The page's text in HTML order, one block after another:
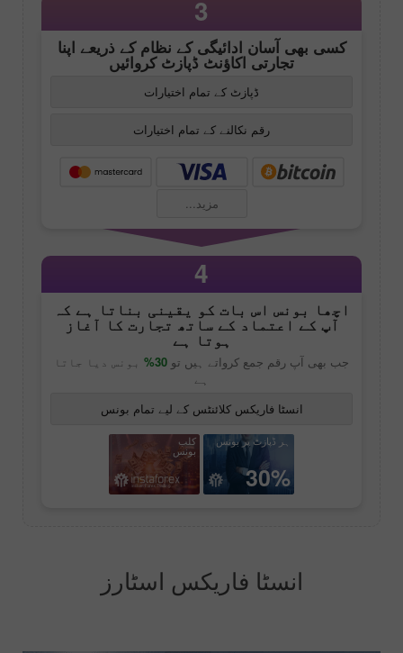
3
کسی بھی آسان ادائیگی کے نظام کے ذریعے اپنا
تجارتی اکاؤنٹ ڈپازٹ کروائیں
ڈپازٹ کے تمام اختیارات
رقم نکالنے کے تمام اختیارات
مزید...
4
اچھا بونس اس بات کو یقینی بناتا ہے کہ
آپ کے اعتماد کے ساتھ تجارت کا آغاز
ہوتا ہے
جب بھی آپ رقم جمع کرواتے ہیں تو 30%
بونس دیا جاتا
ہے
انسٹا فاریکس کلائنٹس کے لیے تمام بونس
ہر ڈپازٹ پر بونس
30%
کلب
بونس
انسٹا فاریکس اسٹارز